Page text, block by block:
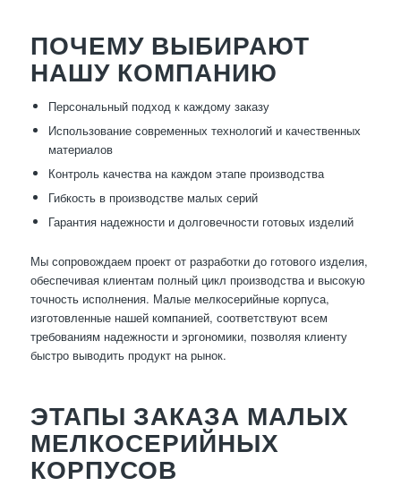
ПОЧЕМУ ВЫБИРАЮТ
НАШУ КОМПАНИЮ
Персональный подход к каждому заказу
Использование современных технологий и качественных
материалов
Контроль качества на каждом этапе производства
Гибкость в производстве малых серий
Гарантия надежности и долговечности готовых изделий
Мы сопровождаем проект от разработки до готового изделия,
обеспечивая клиентам полный цикл производства и высокую
точность исполнения. Малые мелкосерийные корпуса,
изготовленные нашей компанией, соответствуют всем
требованиям надежности и эргономики, позволяя клиенту
быстро выводить продукт на рынок.
ЭТАПЫ ЗАКАЗА МАЛЫХ
МЕЛКОСЕРИЙНЫХ
КОРПУСОВ